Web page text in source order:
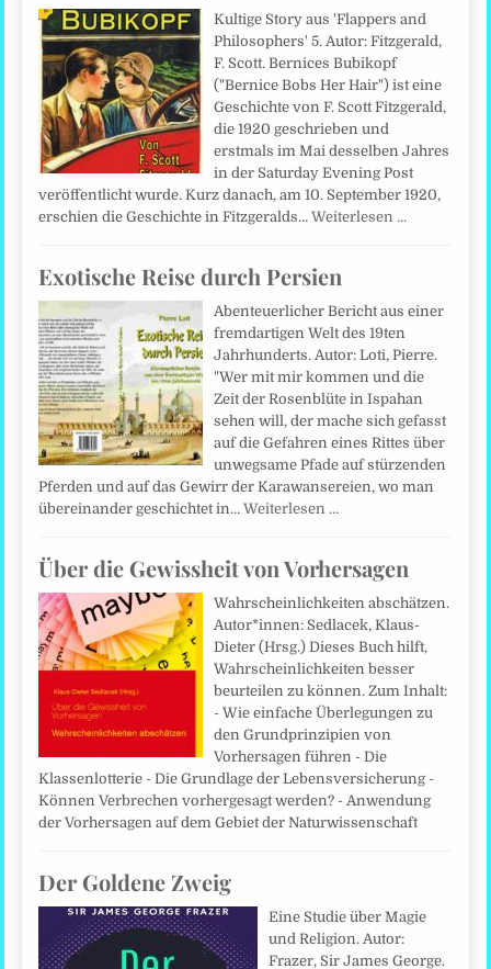
Kultige Story aus 'Flappers and
Philosophers' 5. Autor: Fitzgerald,
F. Scott. Bernices Bubikopf
("Bernice Bobs Her Hair") ist eine
Geschichte von F. Scott Fitzgerald,
die 1920 geschrieben und
erstmals im Mai desselben Jahres
in der Saturday Evening Post
veröffentlicht wurde. Kurz danach, am 10. September 1920,
erschien die Geschichte in Fitzgeralds…Weiterlesen …
Exotische Reise durch Persien
Abenteuerlicher Bericht aus einer
fremdartigen Welt des 19ten
Jahrhunderts. Autor: Loti, Pierre.
"Wer mit mir kommen und die
Zeit der Rosenblüte in Ispahan
sehen will, der mache sich gefasst
auf die Gefahren eines Rittes über
unwegsame Pfade auf stürzenden
Pferden und auf das Gewirr der Karawansereien, wo man
übereinander geschichtet in…Weiterlesen …
Über die Gewissheit von Vorhersagen
Wahrscheinlichkeiten abschätzen.
Autor*innen: Sedlacek, Klaus-
Dieter (Hrsg.) Dieses Buch hilft,
Wahrscheinlichkeiten besser
beurteilen zu können. Zum Inhalt:
- Wie einfache Überlegungen zu
den Grundprinzipien von
Vorhersagen führen - Die
Klassenlotterie - Die Grundlage der Lebens­versicherung -
Können Verbrechen vorhergesagt werden? - Anwendung
der Vorhersagen auf dem Gebiet der Naturwissenschaft
Der Goldene Zweig
Eine Studie über Magie
und Religion. Autor:
Frazer, Sir James George.